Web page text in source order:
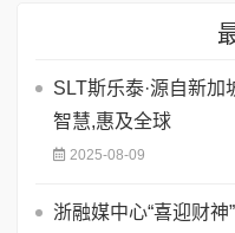
SLT斯乐泰·源自新
智慧,惠及全球
2025-08-09
浙融媒中心“喜迎财